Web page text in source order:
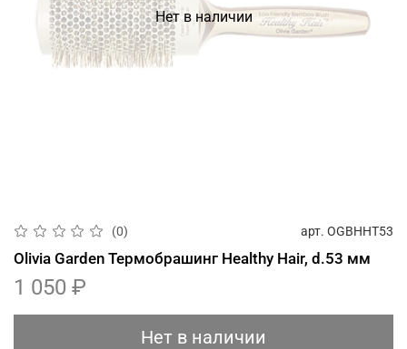
Нет в наличии
(0) арт. OGBHHT53
Olivia Garden Термобрашинг Healthy Hair, d.53 мм
1 050 ₽
Нет в наличии